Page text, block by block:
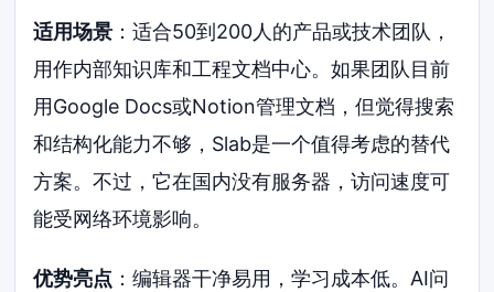
适用场景 ：适合50到200人的产品或技术团队，
用作内部知识库和工程文档中心。如果团队目前
用Google Docs或Notion管理文档，但觉得搜索
和结构化能力不够，Slab是一个值得考虑的替代
方案。不过，它在国内没有服务器，访问速度可
能受网络环境影响。
优势亮点 ：编辑器干净易用，学习成本低。AI问